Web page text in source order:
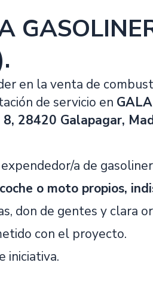
en la venta de
de servicio en
28420 Galapagar,
a de
coche o moto propios,
don de gentes y clara
con el proyecto.
iniciativa.